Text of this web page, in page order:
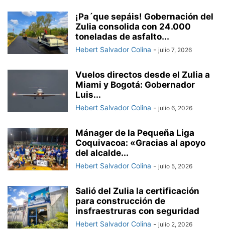
¡Pa´que sepáis! Gobernación del
Zulia consolida con 24.000
toneladas de asfalto...
Hebert Salvador Colina - julio 7, 2026
Vuelos directos desde el Zulia a
Miami y Bogotá: Gobernador
Luis...
Hebert Salvador Colina - julio 6, 2026
Mánager de la Pequeña Liga
Coquivacoa: «Gracias al apoyo
del alcalde...
Hebert Salvador Colina - julio 5, 2026
Salió del Zulia la certificación
para construcción de
insfraestruras con seguridad
Hebert Salvador Colina - julio 2, 2026